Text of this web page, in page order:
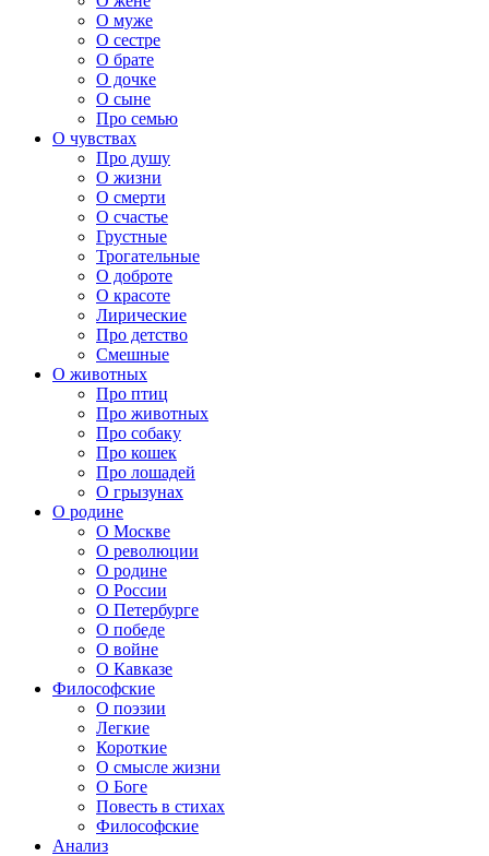
О муже
О сестре
О брате
О дочке
О сыне
Про семью
О чувствах
Про душу
О жизни
О смерти
О счастье
Грустные
Трогательные
О доброте
О красоте
Лирические
Про детство
Смешные
О животных
Про птиц
Про животных
Про собаку
Про кошек
Про лошадей
О грызунах
О родине
О Москве
О революции
О родине
О России
О Петербурге
О победе
О войне
О Кавказе
Философские
О поэзии
Легкие
Короткие
О смысле жизни
О Боге
Повесть в стихах
Философские
Анализ